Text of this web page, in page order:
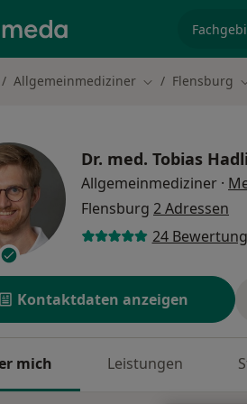
Allgemeinmediziner Stadt ändern
Flensburg
Dr. med. Tobias
Allgemeinmediziner ·
Flensburg 2 Adressen
24
Kontaktdaten anzeigen
mich Leistungen